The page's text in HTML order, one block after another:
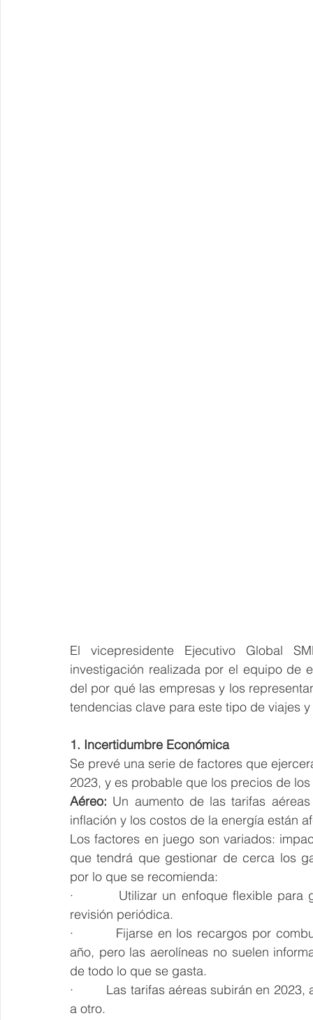
El vicepresidente Ejecutivo Global
investigación realizada por el equipo de
del por qué las empresas y los
tendencias clave para este tipo de viajes
1. Incertidumbre Económica
Se prevé una serie de factores que
2023, y es probable que los precios de
Aéreo: Un aumento de las tarifas
inflación y los costos de la energía están
Los factores en juego son variados:
que tendrá que gestionar de cerca los
por lo que se recomienda:
·         Utilizar un enfoque flexible para
revisión periódica.
·         Fijarse en los recargos por
año, pero las aerolíneas no suelen
de todo lo que se gasta.
·         Las tarifas aéreas subirán en
a otro.